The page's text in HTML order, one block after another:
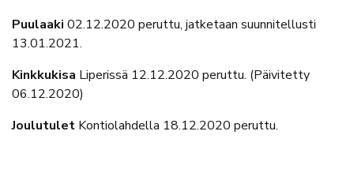
Puulaaki 02.12.2020 peruttu, jatketaan suunnitellusti
13.01.2021.
Kinkkukisa Liperissä 12.12.2020 peruttu. (Päivitetty
06.12.2020)
Joulutulet Kontiolahdella 18.12.2020 peruttu.